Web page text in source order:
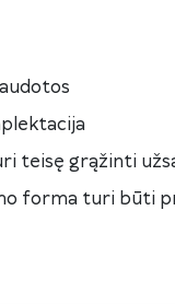
teisę grąžinti
forma turi būti